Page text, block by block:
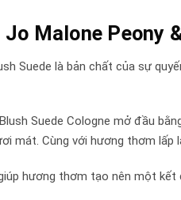
Malone Peony
Suede là bản chất của sự
Suede Cologne mở đầu
mát. Cùng với hương thơm lấp
hương thơm tạo nên một